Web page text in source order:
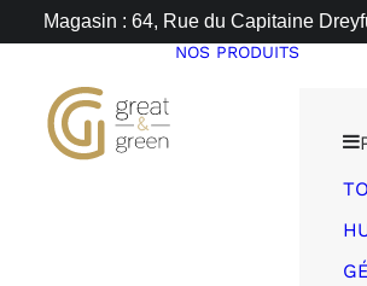
Magasin : 64, Rue du Capitaine
NOS PRODUITS